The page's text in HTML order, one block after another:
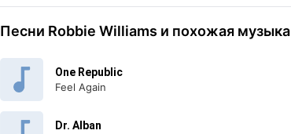
Песни Robbie Williams и похожая музыка
One Republic
Feel Again
Dr. Alban